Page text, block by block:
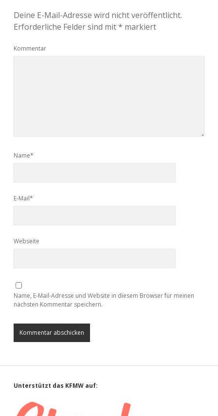
Deine E-Mail-Adresse wird nicht veröffentlicht.
Erforderliche Felder sind mit* markiert
Kommentar
Name*
E-Mail*
Webseite
Name, E-Mail-Adresse und Website in diesem Browser für meinen
nächsten Kommentar speichern.
Sidebar
Unterstützt das KFMW auf: